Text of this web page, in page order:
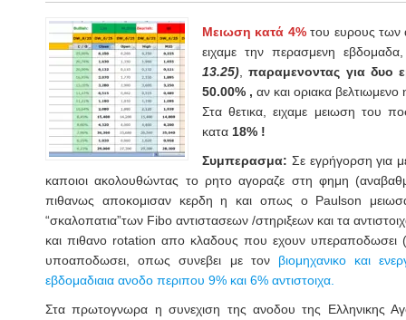
Μειωση κατά 4%του ευρους των
ειχαμε την περασμενη
13.25) ,παραμενοντας για δυο
50.00% , αν και οριακα βελτιωμενο
Στα θετικα, ειχαμε μειωση του
κατα 18% !
Συμπερασμα: Σε εγρήγορση για
καποιοι ακολουθώντας το ρητο αγοραζε στη φημη
πιθανως αποκομισαν κερδη η και οπως ο Paulson
“σκαλοπατια”των Fibo αντιστασεων /στηριξεων και τα
και πιθανο rotation απο κλαδους που εχουν υπεραποδωσει
υποαποδωσει, οπως συνεβει με τον βιομηχανικο και
εβδομαδιαια ανοδο περιπου 9% και 6% αντιστοιχα.
Στα πρωτογνωρα η συνεχιση της ανοδου της Ελληνικης